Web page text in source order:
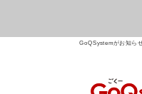
GoQSystemがお知ら